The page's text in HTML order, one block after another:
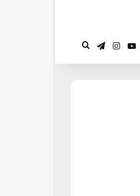
لينكدإن‫YouTubeانستقرام
تيلقرام